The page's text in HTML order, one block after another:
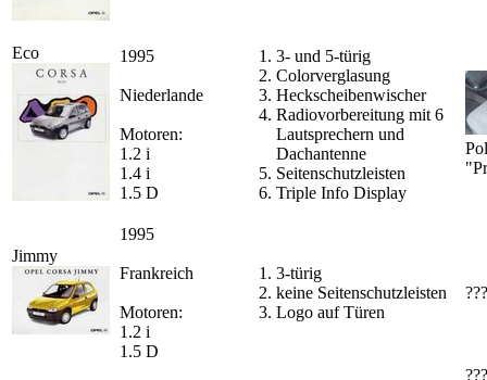
Eco 1995
Niederlande
Motoren:
1.2 i
1.4 i
1.5 D
3- und 5-türig
Colorverglasung
Heckscheibenwischer
Radiovorbereitung mit 6
Lautsprechern und
Dachantenne
Seitenschutzleisten
Triple Info Display
Jimmy
1995
Frankreich
Motoren:
1.2 i
1.5 D
3-türig
keine Seitenschutzleisten
Logo auf Türen
???
???